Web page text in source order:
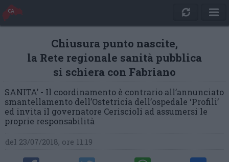
Chiusura punto nascite,
la Rete regionale sanità pubblica
si schiera con Fabriano
SANITA’ - Il coordinamento è contrario all’annunciato
smantellamento dell’Ostetricia dell’ospedale ‘Profili’
ed invita il governatore Ceriscioli ad assumersi le
proprie responsabilità
del 23/07/2018, ore 11:19